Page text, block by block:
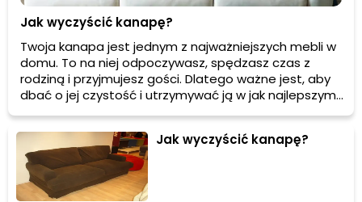
Jak wyczyścić kanapę?
Twoja kanapa jest jednym z najważniejszych mebli w
domu. To na niej odpoczywasz, spędzasz czas z
rodziną i przyjmujesz gości. Dlatego ważne jest, aby
dbać o jej czystość i utrzymywać ją w jak najlepszym
stanie. W tym artykule podpowiemy Ci, jak wyczyścić
kanapę z różnych materiałów, takich jak tkanina,
ekoskóra i skóra naturalna. Znajdziesz tu praktyczne
porady dotyczące czyszczenia tapicerki meblowej,
które pomogą Ci utrzymać Twoją kanapę w
doskonałej kondycji.
Jak wyczyścić kanapę?